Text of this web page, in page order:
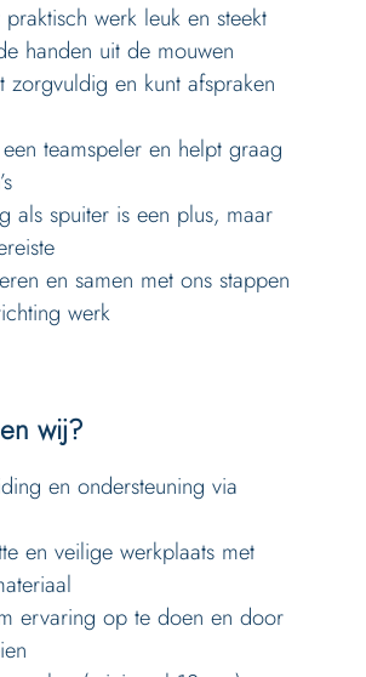
praktisch werk leuk en steekt
handen uit de mouwen
zorgvuldig en kunt afspraken
een teamspeler en helpt graag
als spuiter is een plus, maar
en samen met ons stappen
werk
wij?
en ondersteuning via
en veilige werkplaats met
ervaring op te doen en door